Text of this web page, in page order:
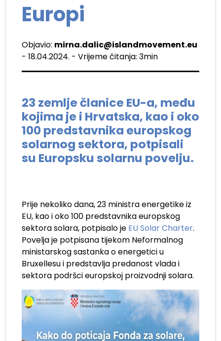
Europi
Objavio: mirna.dalic@islandmovement.eu
- 18.04.2024. - Vrijeme čitanja: 3min
23 zemlje članice EU-a, među
kojima je i Hrvatska, kao i oko
100 predstavnika europskog
solarnog sektora, potpisali
su Europsku solarnu povelju.
Prije nekoliko dana, 23 ministra energetike iz
EU, kao i oko 100 predstavnika europskog
sektora solara, potpisalo je EU Solar Charter.
Povelja je potpisana tijekom Neformalnog
ministarskog sastanka o energetici u
Bruxellesu i predstavlja predanost vlada i
sektora podršci europskoj proizvodnji solara.